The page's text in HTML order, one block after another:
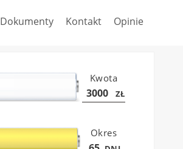
Dokumenty Kontakt Opinie